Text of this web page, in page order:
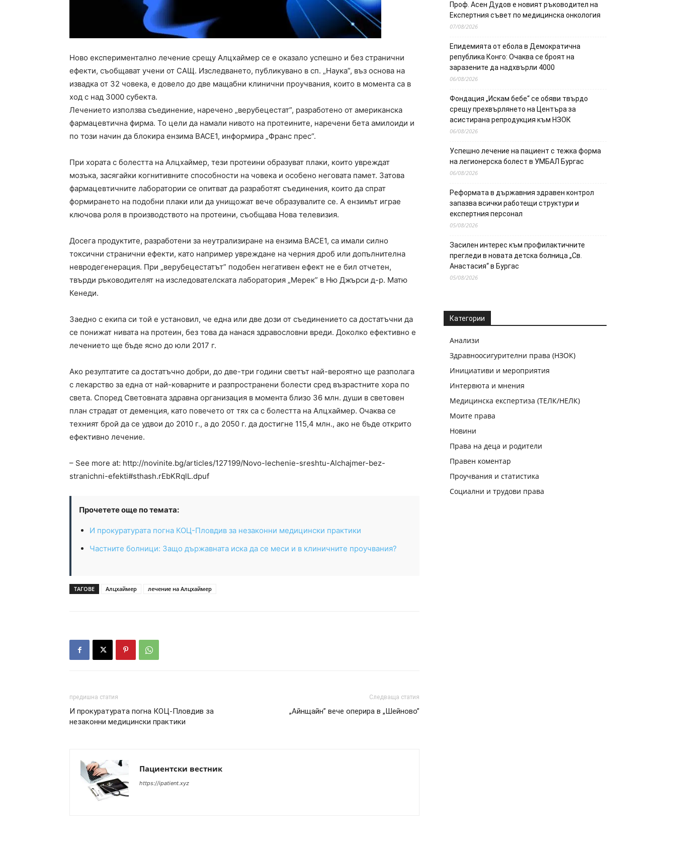
Ново експериментално лечение срещу Алцхаймер се е оказало успешно и без странични
ефекти, съобщават учени от САЩ. Изследването, публикувано в сп. „Наука”, въз основа на
извадка от 32 човека, е довело до две мащабни клинични проучвания, които в момента са в
ход с над 3000 субекта.
Лечението използва съединение, наречено „верубецестат”, разработено от американска
фармацевтична фирма. То цели да намали нивото на протеините, наречени бета амилоиди и
по този начин да блокира ензима ВАСЕ1, информира „Франс прес“.
При хората с болестта на Алцхаймер, тези протеини образуват плаки, които увреждат
мозъка, засягайки когнитивните способности на човека и особено неговата памет. Затова
фармацевтичните лаборатории се опитват да разработят съединения, които да спрат
формирането на подобни плаки или да унищожат вече образувалите се. А ензимът играе
ключова роля в производството на протеини, съобщава Нова телевизия.
Досега продуктите, разработени за неутрализиране на ензима BACE1, са имали силно
токсични странични ефекти, като например увреждане на черния дроб или допълнителна
невродегенерация. При „верубецестатът” подобен негативен ефект не е бил отчетен,
твърди ръководителят на изследователската лаборатория „Мерек” в Ню Джърси д-р. Матю
Кенеди.
Заедно с екипа си той е установил, че една или две дози от съединението са достатъчни да
се понижат нивата на протеин, без това да нанася здравословни вреди. Доколко ефективно е
лечението ще бъде ясно до юли 2017 г.
Ако резултатите са достатъчно добри, до две-три години светът най-вероятно ще разполага
с лекарство за една от най-коварните и разпространени болести сред възрастните хора по
света. Според Световната здравна организация в момента близо 36 млн. души в световен
план страдат от деменция, като повечето от тях са с болестта на Алцхаймер. Очаква се
техният брой да се удвои до 2010 г., а до 2050 г. да достигне 115,4 млн., ако не бъде открито
ефективно лечение.
– See more at: http://novinite.bg/articles/127199/Novo-lechenie-sreshtu-Alchajmer-bez-
stranichni-efekti#sthash.rEbKRqlL.dpuf
Прочетете още по темата:
И прокуратурата погна КОЦ-Пловдив за незаконни медицински практики
Частните болници: Защо държавната иска да се меси и в клиничните проучвания?
ТАГОВЕ Алцхаймер лечение на Алцхаймер
предишна статия
И прокуратурата погна КОЦ-Пловдив за
незаконни медицински практики
Следваща статия
„Айнщайн” вече оперира в „Шейново”
Пациентски вестник
https://ipatient.xyz
Проф. Асен Дудов е новият ръководител на
Експертния съвет по медицинска онкология
07/08/2026
Епидемията от ебола в Демократична
република Конго: Очаква се броят на
заразените да надхвърли 4000
06/08/2026
Фондация „Искам бебе“ се обяви твърдо
срещу прехвърлянето на Центъра за
асистирана репродукция към НЗОК
06/08/2026
Успешно лечение на пациент с тежка форма
на легионерска болест в УМБАЛ Бургас
06/08/2026
Реформата в държавния здравен контрол
запазва всички работещи структури и
експертния персонал
05/08/2026
Засилен интерес към профилактичните
прегледи в новата детска болница „Св.
Анастасия“ в Бургас
05/08/2026
Категории
Анализи
Здравноосигурителни права (НЗОК)
Инициативи и мероприятия
Интервюта и мнения
Медицинска експертиза (ТЕЛК/НЕЛК)
Моите права
Новини
Права на деца и родители
Правен коментар
Проучвания и статистика
Социални и трудови права